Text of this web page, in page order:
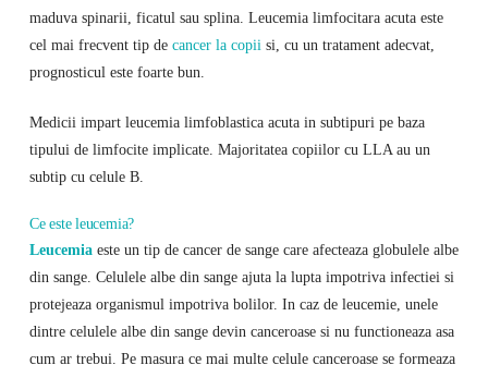
maduva spinarii, ficatul sau splina. Leucemia limfocitara acuta este
cel mai frecvent tip decancer la copii si, cu un tratament adecvat,
prognosticul este foarte bun.
Medicii impart leucemia limfoblastica acuta in subtipuri pe baza
tipului de limfocite implicate. Majoritatea copiilor cu LLA au un
subtip cu celule B.
Ce este leucemia?
Leucemia este un tip de cancer de sange care afecteaza globulele albe
din sange. Celulele albe din sange ajuta la lupta impotriva infectiei si
protejeaza organismul impotriva bolilor. In caz de leucemie, unele
dintre celulele albe din sange devin canceroase si nu functioneaza asa
cum ar trebui. Pe masura ce mai multe celule canceroase se formeaza